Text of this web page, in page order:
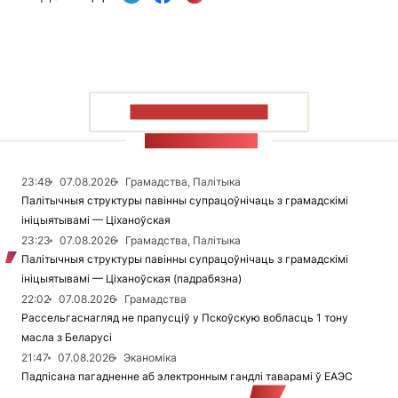
23:48 07.08.2026
Грамадства, Палітыка
Палітычныя структуры павінны супрацоўнічаць з грамадскімі
ініцыятывамі — Ціханоўская
23:23
07.08.2026
Грамадства, Палітыка
Палітычныя структуры павінны супрацоўнічаць з грамадскімі
ініцыятывамі — Ціханоўская (падрабязна)
22:02
07.08.2026
Грамадства
Рассельгаснагляд не прапусціў у Пскоўскую вобласць 1 тону
масла з Беларусі
21:47
07.08.2026
Эканоміка
Падпісана пагадненне аб электронным гандлі таварамі ў ЕАЭС